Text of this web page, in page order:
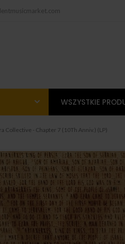
WSZYSTKIE
Collective - Chapter 7 (10Th Anniv.) (LP)